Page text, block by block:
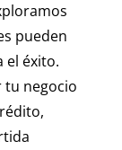
pueden
el éxito.
negocio